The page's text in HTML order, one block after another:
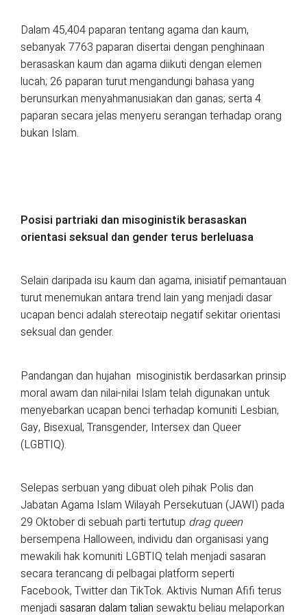
Dalam 45,404 paparan tentang agama dan kaum,
sebanyak 7763 paparan disertai dengan penghinaan
berasaskan kaum dan agama diikuti dengan elemen
lucah; 26 paparan turut mengandungi bahasa yang
berunsurkan menyahmanusiakan dan ganas; serta 4
paparan secara jelas menyeru serangan terhadap orang
bukan Islam.
Posisi partriaki dan misoginistik berasaskan
orientasi seksual dan gender terus berleluasa
Selain daripada isu kaum dan agama, inisiatif pemantauan
turut menemukan antara trend lain yang menjadi dasar
ucapan benci adalah stereotaip negatif sekitar orientasi
seksual dan gender.
Pandangan dan hujahan misoginistik berdasarkan prinsip
moral awam dan nilai-nilai Islam telah digunakan untuk
menyebarkan ucapan benci terhadap komuniti Lesbian,
Gay, Bisexual, Transgender, Intersex dan Queer
(LGBTIQ).
Selepas serbuan yang dibuat oleh pihak Polis dan
Jabatan Agama Islam Wilayah Persekutuan (JAWI) pada
29 Oktober di sebuah parti tertutup drag queen
bersempena Halloween, individu dan organisasi yang
mewakili hak komuniti LGBTIQ telah menjadi sasaran
secara terancang di pelbagai platform seperti
Facebook, Twitter dan TikTok. Aktivis Numan Afifi terus
menjadi sasaran dalam talian sewaktu beliau melaporkan